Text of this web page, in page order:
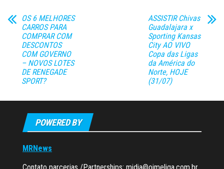
OS 6 MELHORES
CARROS PARA
COMPRAR COM
DESCONTOS
COM GOVERNO
– NOVOS LOTES
DE RENEGADE
SPORT?
ASSISTIR Chivas
Guadalajara x
Sporting Kansas
City AO VIVO
Copa das Ligas
da América do
Norte, HOJE
(31/07)
POWERED BY
MRNews